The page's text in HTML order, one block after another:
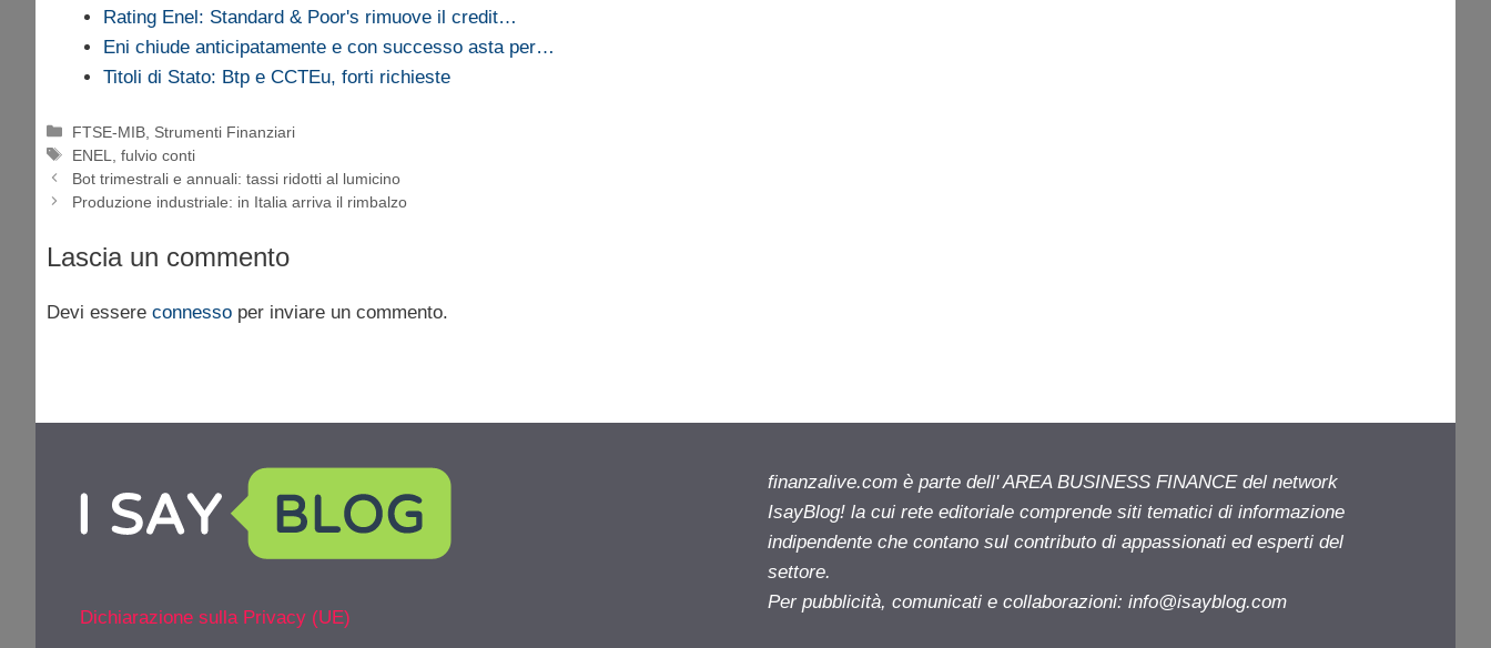
Rating Enel: Standard & Poor's rimuove il credit…
Eni chiude anticipatamente e con successo asta per…
Titoli di Stato: Btp e CCTEu, forti richieste
Categorie
FTSE-MIB Strumenti Finanziari
Tag
ENEL ,fulvio conti
Bot trimestrali e annuali: tassi ridotti al lumicino
Produzione industriale: in Italia arriva il rimbalzo
Lascia un commento
Devi essere connesso per inviare un commento.
Dichiarazione sulla Privacy (UE)
finanzalive.com è parte dell' AREA BUSINESS FINANCE del network
IsayBlog! la cui rete editoriale comprende siti tematici di informazione
indipendente che contano sul contributo di appassionati ed esperti del
settore.
Per pubblicità, comunicati e collaborazioni: info@isayblog.com